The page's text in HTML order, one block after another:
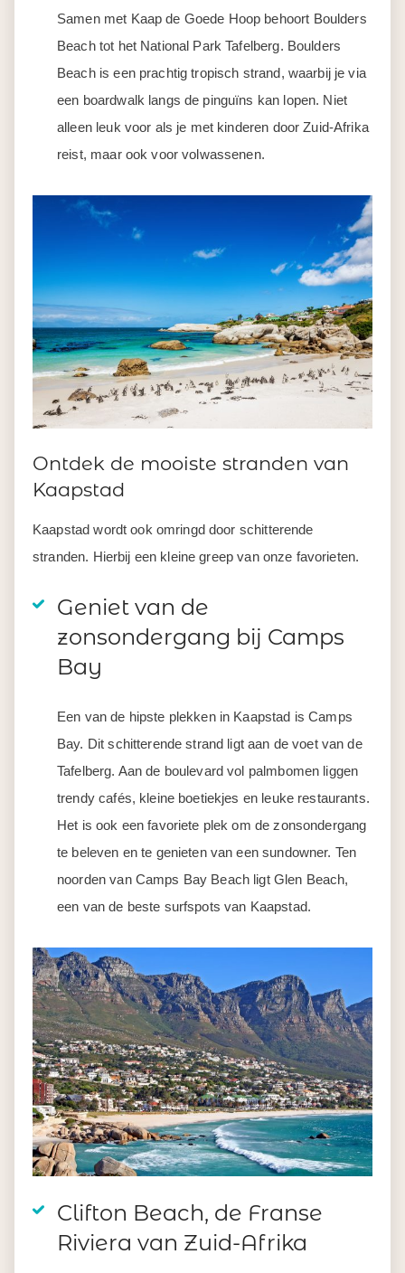
Samen met Kaap de Goede Hoop behoort Boulders
Beach tot het National Park Tafelberg. Boulders
Beach is een prachtig tropisch strand, waarbij je via
een boardwalk langs de pinguïns kan lopen. Niet
alleen leuk voor als je met kinderen door Zuid-Afrika
reist, maar ook voor volwassenen.
Ontdek de mooiste stranden van
Kaapstad
Kaapstad wordt ook omringd door schitterende
stranden. Hierbij een kleine greep van onze favorieten.
Geniet van de
zonsondergang bij Camps
Bay
Een van de hipste plekken in Kaapstad is Camps
Bay. Dit schitterende strand ligt aan de voet van de
Tafelberg. Aan de boulevard vol palmbomen liggen
trendy cafés, kleine boetiekjes en leuke restaurants.
Het is ook een favoriete plek om de zonsondergang
te beleven en te genieten van een sundowner. Ten
noorden van Camps Bay Beach ligt Glen Beach,
een van de beste surfspots van Kaapstad.
Clifton Beach, de Franse
Riviera van Zuid-Afrika